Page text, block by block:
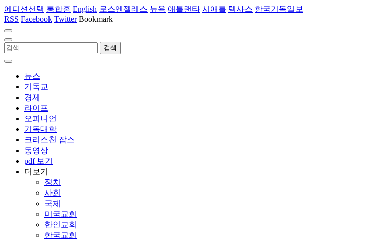
에디션선택 통합홈 English 로스엔젤레스 뉴욕 애틀랜타 시애틀 텍사스 한국기독일보
RSS Facebook Twitter Bookmark
뉴스
기독교
경제
라이프
오피니언
기독대학
크리스천 잡스
동영상
pdf 보기
더보기
정치
사회
국제
미국교회
한인교회
한국교회